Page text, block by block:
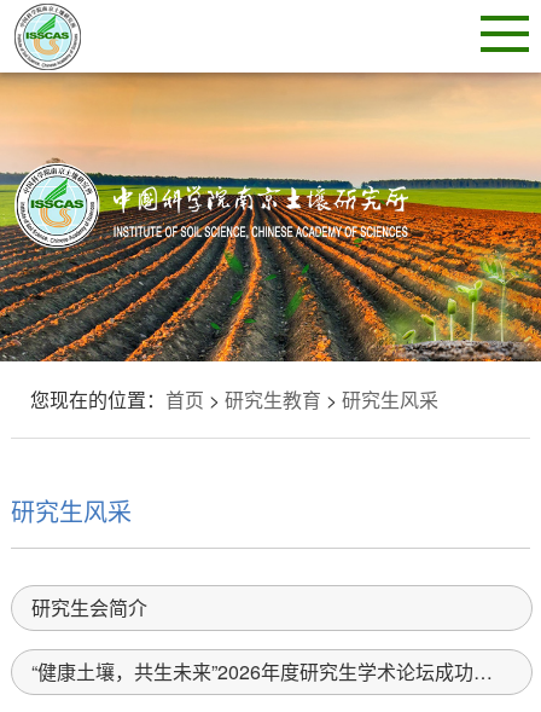
您现在的位置： 首页 > 研究生教育 > 研究生风采
研究生风采
研究生会简介
“健康土壤，共生未来”2026年度研究生学术论坛成功举办